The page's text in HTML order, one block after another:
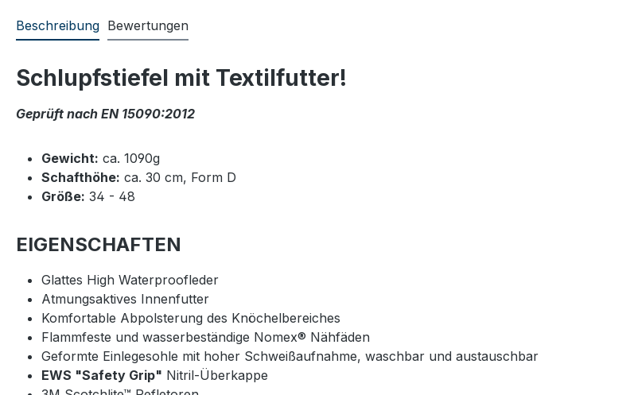
Beschreibung Bewertungen
Schlupfstiefel mit Textilfutter!
Geprüft nach EN 15090:2012
Gewicht: ca. 1090g
Schafthöhe: ca. 30 cm, Form D
Größe: 34 - 48
EIGENSCHAFTEN
Glattes High Waterproofleder
Atmungsaktives Innenfutter
Komfortable Abpolsterung des Knöchelbereiches
Flammfeste und wasserbeständige Nomex® Nähfäden
Geformte Einlegesohle mit hoher Schweißaufnahme, waschbar und austauschbar
EWS "Safety Grip" Nitril-Überkappe